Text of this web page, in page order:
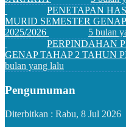
PENETAPAN
MURID SEMESTER
2025/2026
5 bulan
PERPINDAHAN
GENAP TAHAP 2 TAHUN
bulan yang lalu
Pengumuman
Diterbitkan : Rabu, 8 Jul 2026